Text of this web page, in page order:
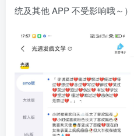
统及其他 APP 不受影响哦～）